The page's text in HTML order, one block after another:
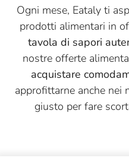
Ogni mese, Eataly ti
prodotti alimentari in
tavola di sapori
nostre offerte
acquistare
approfittarne anche nei
giusto per fare